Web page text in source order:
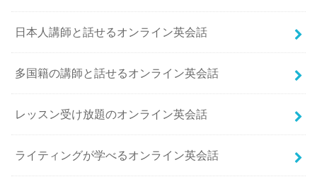
日本人講師と話せるオンライン英会話
多国籍の講師と話せるオンライン英会話
レッスン受け放題のオンライン英会話
ライティングが学べるオンライン英会話